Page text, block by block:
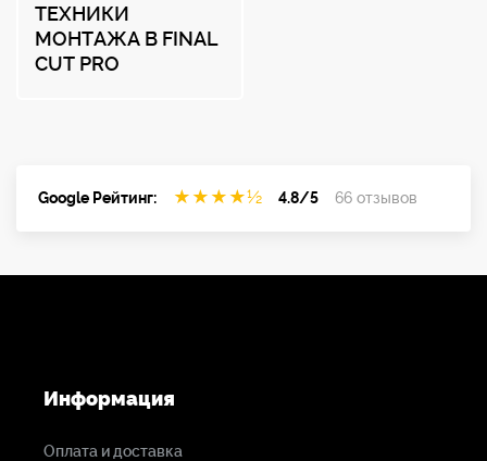
бесперебойного
питания
Line-interactive 2000VA
Accusys Gamma Carry
дисплей
дисплей
ТЕХНИКИ
МОНТАЖА В FINAL
CUT PRO
Google Рейтинг: ★ ★ ★ ★½ 4.8/5 66 отзывов
Информация
Оплата и доставка